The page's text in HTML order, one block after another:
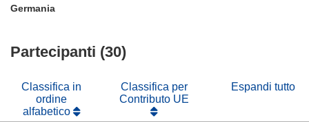
Germania
Partecipanti (30)
Classifica in
ordine
alfabetico
Classifica per
Contributo UE
Espandi tutto